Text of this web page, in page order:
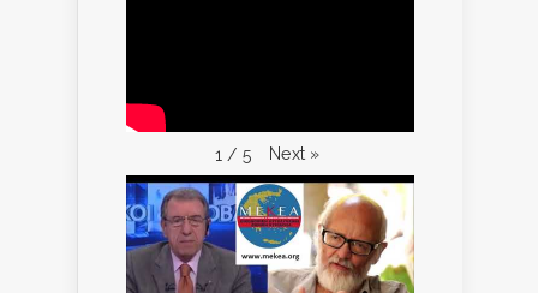
1 / 5 Next »